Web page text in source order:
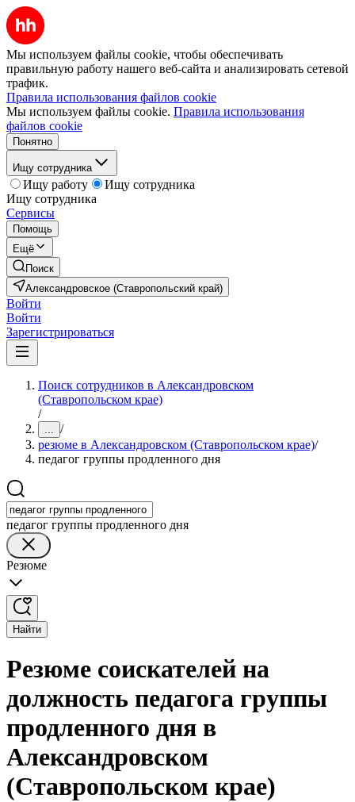
Мы используем файлы cookie, чтобы обеспечивать
правильную работу нашего веб-сайта и анализировать сетевой
трафик.
Правила использования файлов cookie
Мы используем файлы cookie. Правила использования
файлов cookie
Понятно
Ищу сотрудника
Ищу работу
Ищу сотрудника
Ищу сотрудника
Сервисы
Помощь
Ещё
Поиск
Александровское (Ставропольский край)
Войти
Войти
Зарегистрироваться
Поиск сотрудников в Александровском
(Ставропольском крае)
/
... /
резюме в Александровском (Ставропольском крае)/
педагог группы продленного дня
педагог группы продленного дня
Резюме
Найти
Резюме соискателей на
должность педагога группы
продленного дня в
Александровском
(Ставропольском крае)